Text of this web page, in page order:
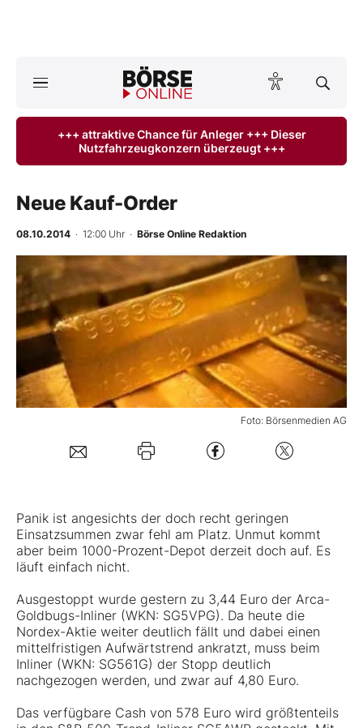
ktuelle Ausgabe BÖRSE ONLINE lesen
Anlageprodukte
Finanz-Check
Abo & Shop
BO-Musterdepots
Experten
Mein B:O
Mein Konto
Kontakt
+++ attraktive Chance für Anleger +++ Dieser
Nutzfahrzeugkonzern überzeugt +++
Neue Kauf-Order
08.10.2014 · 12:00 Uhr · Börse Online Redaktion
Foto: Börsenmedien AG
- %
Panik ist angesichts der doch recht geringen
Einsatzsummen zwar fehl am Platz. Unmut kommt
aber beim 1000-Prozent-Depot derzeit doch auf. Es
läuft einfach nicht.
Ausgestoppt wurde gestern zu 3,44 Euro der Arca-
Goldbugs-Inliner (WKN: SG5VPG). Da heute die
Nordex-Aktie weiter deutlich fällt und dabei einen
mittelfristigen Aufwärtstrend ankratzt, muss beim
Inliner (WKN: SG561G) der Stopp deutlich
nachgezogen werden, und zwar auf 4,80 Euro.
Das verfügbare Cash von 578 Euro wird größtenteils